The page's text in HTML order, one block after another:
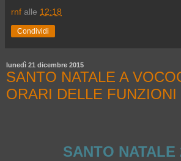
rnf alle 12:18
Condividi
lunedì 21 dicembre 2015
SANTO NATALE A
ORARI DELLE FUNZIONI
SANTO NATALE